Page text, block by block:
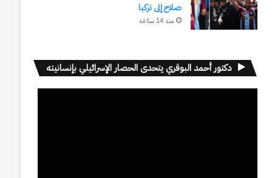
صلاح إلى تركيا
منذ 14 ساعة
دكتور أحمد البوقري يتحدى الحصار الإسرائيلي بإنسانيته